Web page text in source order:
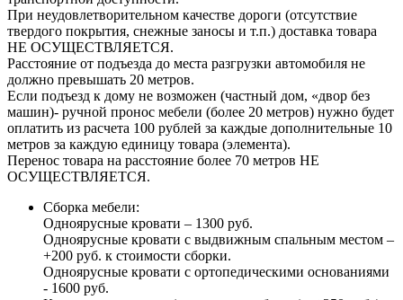
При неудовлетворительном качестве дороги (отсутствие
твердого покрытия, снежные заносы и т.п.) доставка товара
НЕ ОСУЩЕСТВЛЯЕТСЯ.
Расстояние от подъезда до места разгрузки автомобиля не
должно превышать 20 метров.
Если подъезд к дому не возможен (частный дом, «двор без
машин)- ручной пронос мебели (более 20 метров) нужно будет
оплатить из расчета 100 рублей за каждые дополнительные 10
метров за каждую единицу товара (элемента).
Перенос товара на расстояние более 70 метров НЕ
ОСУЩЕСТВЛЯЕТСЯ.
Сборка мебели:
Одноярусные кровати – 1300 руб.
Одноярусные кровати с выдвижным спальным местом –
+200 руб. к стоимости сборки.
Одноярусные кровати с ортопедическими основаниями
- 1600 руб.